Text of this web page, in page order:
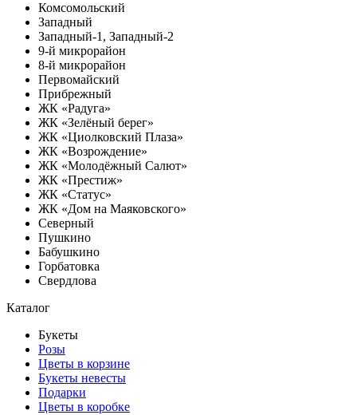
Комсомольский
Западный
Западный-1, Западный-2
9-й микрорайон
8-й микрорайон
Первомайский
Прибрежный
ЖК «Радуга»
ЖК «Зелёный берег»
ЖК «Циолковский Плаза»
ЖК «Возрождение»
ЖК «Молодёжный Салют»
ЖК «Престиж»
ЖК «Статус»
ЖК «Дом на Маяковского»
Северный
Пушкино
Бабушкино
Горбатовка
Свердлова
Каталог
Букеты
Розы
Цветы в корзине
Букеты невесты
Подарки
Цветы в коробке